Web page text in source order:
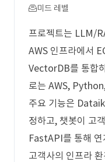
미드 레벨
프로젝트는 LLM/
AWS 인프라에서
VectorDB를 통합
로는 AWS,
주요 기능은
정하고, 챗봇이 고
FastAPI를 통해 연
고객사의 인프라